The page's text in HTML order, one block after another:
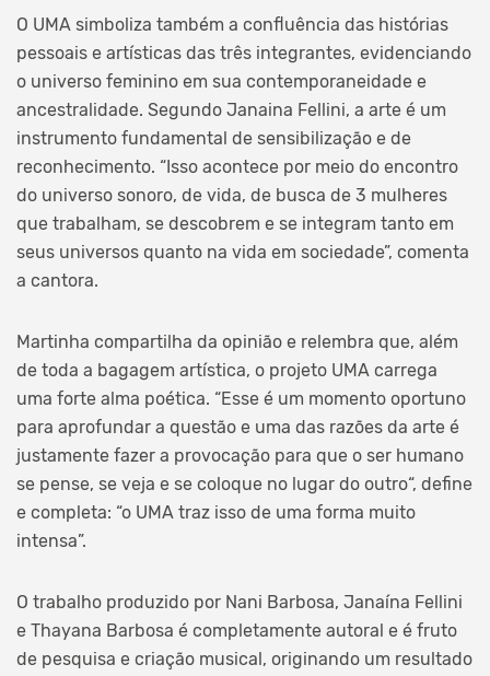
O UMA simboliza também a confluência das histórias
pessoais e artísticas das três integrantes, evidenciando
o universo feminino em sua contemporaneidade e
ancestralidade. Segundo Janaina Fellini, a arte é um
instrumento fundamental de sensibilização e de
reconhecimento. “Isso acontece por meio do encontro
do universo sonoro, de vida, de busca de 3 mulheres
que trabalham, se descobrem e se integram tanto em
seus universos quanto na vida em sociedade”, comenta
a cantora.
Martinha compartilha da opinião e relembra que, além
de toda a bagagem artística, o projeto UMA carrega
uma forte alma poética. “Esse é um momento oportuno
para aprofundar a questão e uma das razões da arte é
justamente fazer a provocação para que o ser humano
se pense, se veja e se coloque no lugar do outro“, define
e completa: “o UMA traz isso de uma forma muito
intensa”.
O trabalho produzido por Nani Barbosa, Janaína Fellini
e Thayana Barbosa é completamente autoral e é fruto
de pesquisa e criação musical, originando um resultado